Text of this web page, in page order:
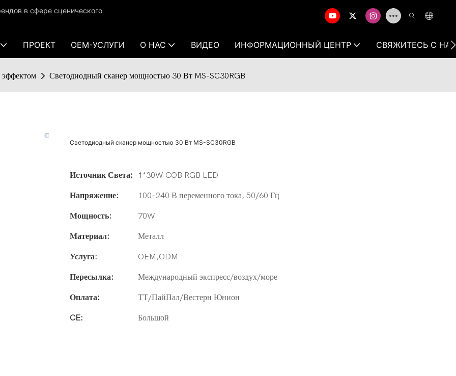
в сфере сценического
ПРОЕКТ OEM-УСЛУГИ О НАС ВИДЕО ИНФОРМАЦИОННЫЙ ЦЕНТР СВЯЖИТЕСЬ С
эффектом Светодиодный сканер мощностью 30 Вт MS-SC30RGB
Светодиодный сканер мощностью 30 Вт MS-SC30RGB
Источник Света: 1*30W COB RGB LED
Напряжение: 100–240 В переменного тока, 50/60 Гц
Мощность: 70W
Материал: Металл
Услуга: OEM,ODM
Пересылка: Международный экспресс/воздух/море
Оплата: ТТ/ПайПал/Вестерн Юнион
CE: Большой